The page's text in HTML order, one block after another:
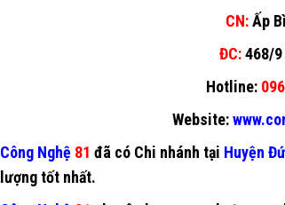
CN: Ấp
ĐC: 468/9
Hotline:
Website:
Công Nghệ 81 đã có Chi nhánh tại Huyện
lượng tốt nhất.